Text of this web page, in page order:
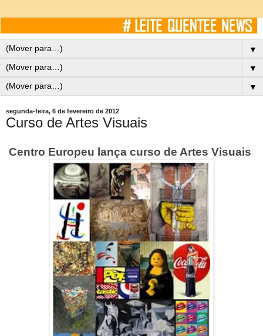
▼
▼
▼
segunda-feira, 6 de fevereiro de 2012
Curso de Artes Visuais
Centro Europeu lança curso de Artes Visuais